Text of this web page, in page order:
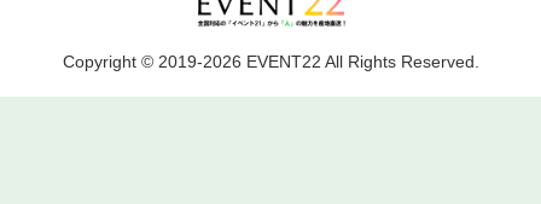
Copyright © 2019-2026 EVENT22 All Rights Reserved.